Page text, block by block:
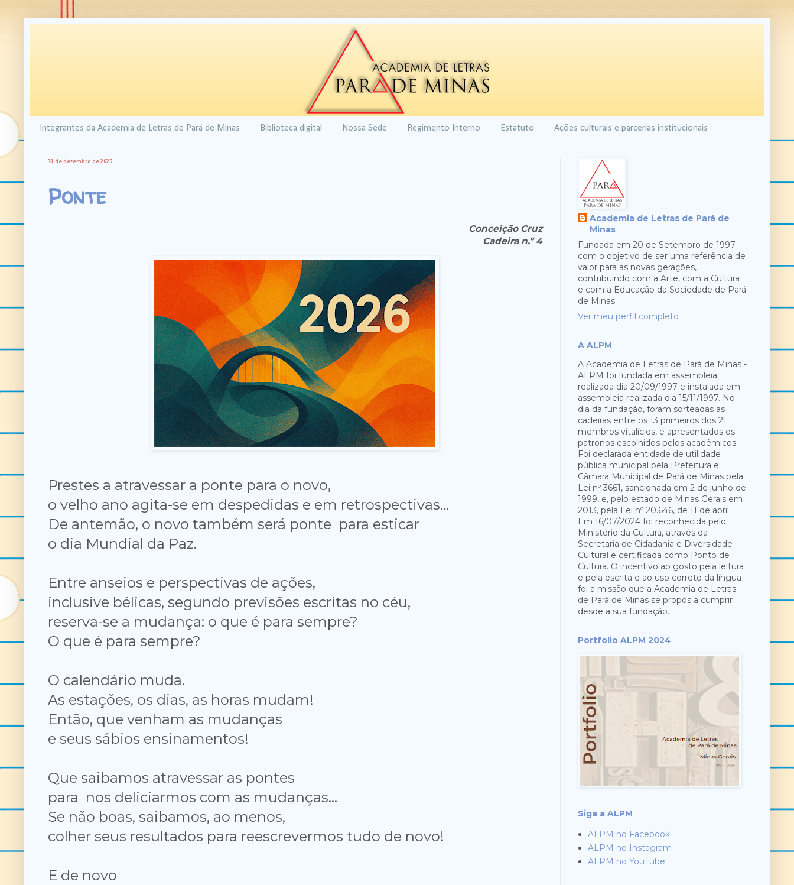
Integrantes da Academia de Letras de Pará de Minas Biblioteca digital Nossa Sede Regimento Interno Estatuto Ações culturais e parcerias institucionais
31 de dezembro de 2025
Ponte
Conceição Cruz
Cadeira n.º 4
Prestes a atravessar a ponte para o novo,
o velho ano agita-se em despedidas e em retrospectivas...
De antemão, o novo também será ponte para esticar
o dia Mundial da Paz.
Entre anseios e perspectivas de ações,
inclusive bélicas, segundo previsões escritas no céu,
reserva-se a mudança: o que é para sempre?
O que é para sempre?
O calendário muda.
As estações, os dias, as horas mudam!
Então, que venham as mudanças
e seus sábios ensinamentos!
Que saibamos atravessar as pontes
para nos deliciarmos com as mudanças...
Se não boas, saibamos, ao menos,
colher seus resultados para reescrevermos tudo de novo!
E de novo
Academia de Letras de Pará de
Minas
Fundada em 20 de Setembro de 1997
com o objetivo de ser uma referência de
valor para as novas gerações,
contribuindo com a Arte, com a Cultura
e com a Educação da Sociedade de Pará
de Minas
Ver meu perfil completo
A ALPM
A Academia de Letras de Pará de Minas -
ALPM foi fundada em assembleia
realizada dia 20/09/1997 e instalada em
assembleia ​realizada dia 15/11/1997. No
dia da fundação, foram sorteadas as
cadeiras entre os 13 primeiros dos 21
membros vitalícios, e ​apresentados os
patronos escolhidos pelos acadêmicos.
Foi declarada entidade de utilidade
pública municipal pela Prefeitura e
Câmara Municipal de Pará de Minas pela
Lei nº 3661, ​sancionada em 2 de junho de
1999, e, pelo estado de Minas Gerais em
2013, pela Lei nº 20.646, de 11 de abril.
Em 16/07/2024 foi reconhecida pelo
Ministério da Cultura, através da
Secretaria de Cidadania e Diversidade
Cultural e certificada como Ponto de
Cultura. O incentivo ao gosto pela leitura
e pela escrita e ao uso correto da língua
foi a missão que a Academia de Letras
de Pará de ​Minas se propôs a cumprir
desde a sua fundação.
Portfolio ALPM 2024
Siga a ALPM
ALPM no Facebook
ALPM no Instagram
ALPM no YouTube